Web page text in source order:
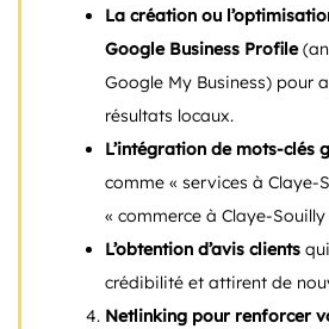
La création ou
Google Business Profile
Google My Business) pour
résultats locaux.
L’intégration de mots-clés
comme « services à Claye-
« commerce à Claye-Souilly
L’obtention d’avis clients
crédibilité et attirent de
Netlinking pour renforcer